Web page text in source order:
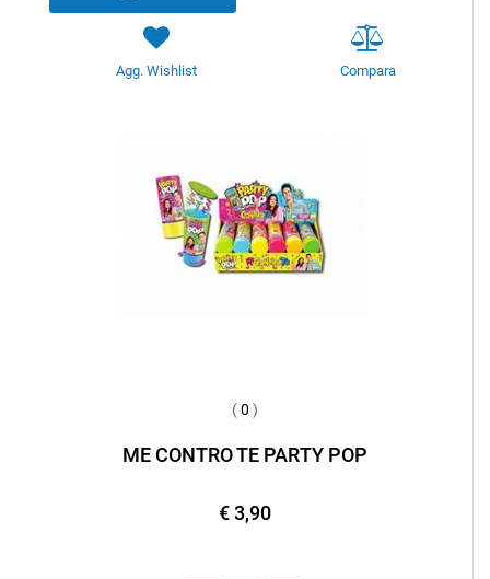
Agg. Wishlist Compara
(0 )
ME CONTRO TE PARTY POP
€ 3,90